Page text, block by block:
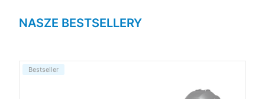
NASZE BESTSELLERY
Bestseller